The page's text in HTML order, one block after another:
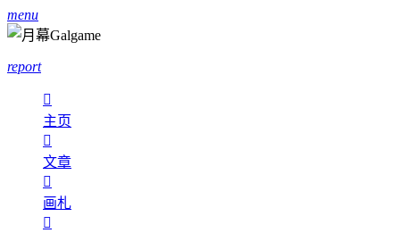
menu
report

主页

文章

画札
